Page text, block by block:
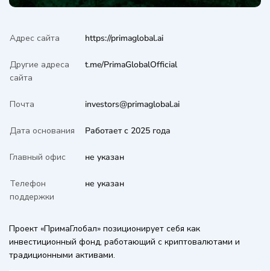
Адрес сайта https://primaglobal.ai
Другие адреса
сайта
t.me/PrimaGlobalOfficial
Почта investors@primaglobal.ai
Дата основания Работает с 2025 года
Главный офис не указан
Телефон
поддержки
не указан
Проект «ПримаГлобал» позиционирует себя как
инвестиционный фонд, работающий с криптовалютами и
традиционными активами.